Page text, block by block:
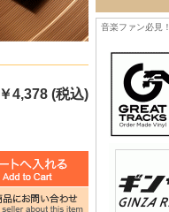
￥4,378 (税込)
音楽ファン必見！